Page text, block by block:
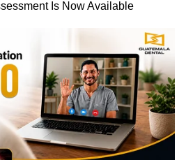
ಮೂಲಕ ಭಾರತೀಯ
ಒಂದು ದೊಡ್ಡ ಹೆಜ್ಜೆ